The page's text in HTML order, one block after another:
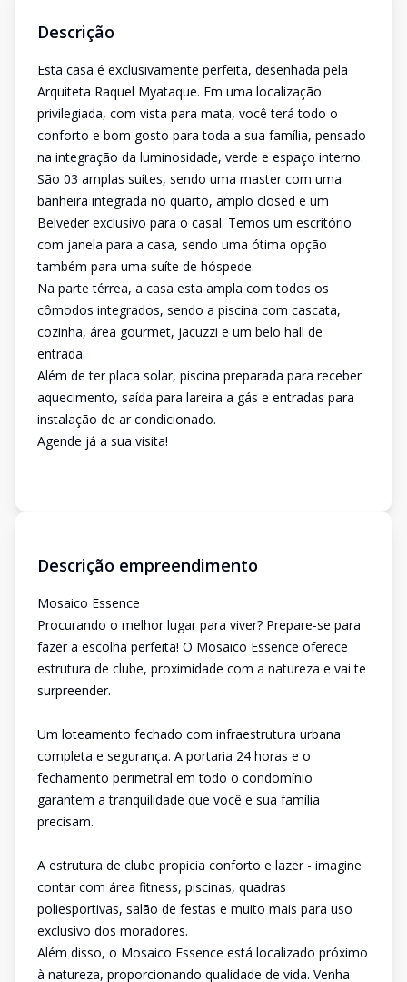
Descrição
Esta casa é exclusivamente perfeita, desenhada pela
Arquiteta Raquel Myataque. Em uma localização
privilegiada, com vista para mata, você terá todo o
conforto e bom gosto para toda a sua família, pensado
na integração da luminosidade, verde e espaço interno.
São 03 amplas suítes, sendo uma master com uma
banheira integrada no quarto, amplo closed e um
Belveder exclusivo para o casal. Temos um escritório
com janela para a casa, sendo uma ótima opção
também para uma suíte de hóspede.
Na parte térrea, a casa esta ampla com todos os
cômodos integrados, sendo a piscina com cascata,
cozinha, área gourmet, jacuzzi e um belo hall de
entrada.
Além de ter placa solar, piscina preparada para receber
aquecimento, saída para lareira a gás e entradas para
instalação de ar condicionado.
Agende já a sua visita!
Descrição empreendimento
Mosaico Essence
Procurando o melhor lugar para viver? Prepare-se para
fazer a escolha perfeita! O Mosaico Essence oferece
estrutura de clube, proximidade com a natureza e vai te
surpreender.
Um loteamento fechado com infraestrutura urbana
completa e segurança. A portaria 24 horas e o
fechamento perimetral em todo o condomínio
garantem a tranquilidade que você e sua família
precisam.
A estrutura de clube propicia conforto e lazer - imagine
contar com área fitness, piscinas, quadras
poliesportivas, salão de festas e muito mais para uso
exclusivo dos moradores.
Além disso, o Mosaico Essence está localizado próximo
à natureza, proporcionando qualidade de vida. Venha